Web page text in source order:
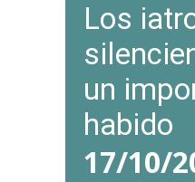
Los
un
habido
17/10/